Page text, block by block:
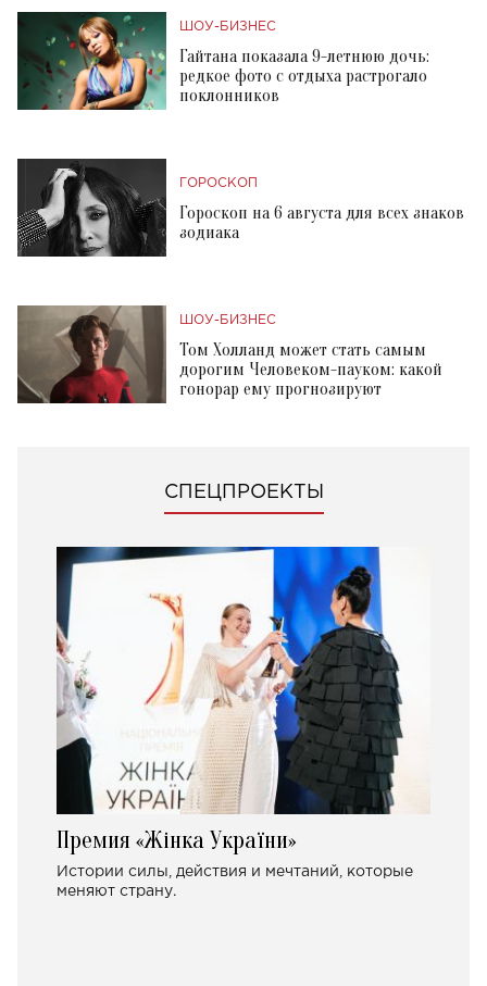
ШОУ-БИЗНЕС
Гайтана показала 9-летнюю дочь:
редкое фото с отдыха растрогало
поклонников
ГОРОСКОП
Гороскоп на 6 августа для всех знаков
зодиака
ШОУ-БИЗНЕС
Том Холланд может стать самым
дорогим Человеком-пауком: какой
гонорар ему прогнозируют
СПЕЦПРОЕКТЫ
Премия «Жінка України»
Истории силы, действия и мечтаний, которые
меняют страну.